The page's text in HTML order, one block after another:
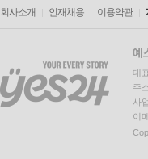
회사소개 인재채용 이용약관
대
주
사
이